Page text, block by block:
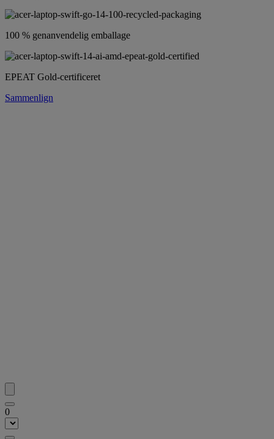
100 % genanvendelig emballage
EPEAT Gold-certificeret
Sammenlign
0